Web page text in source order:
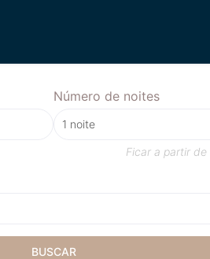
Número de noites
Ficar a partir de